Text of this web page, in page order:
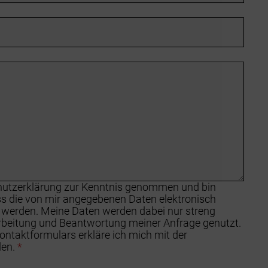
zur Kenntnis genommen und bin
die von mir angegebenen Daten elektronisch
Meine Daten werden dabei nur streng
und Beantwortung meiner Anfrage genutzt.
erkläre ich mich mit der
*